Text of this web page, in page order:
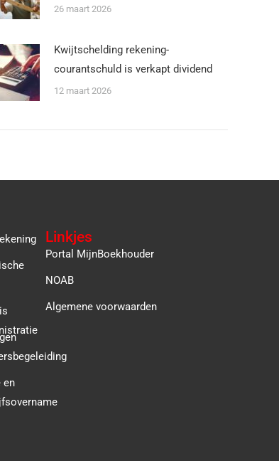
26 maart 2026
Kwijtschelding rekening-
courantschuld is verkapt dividend
12 maart 2026
en
Linkjes
Portal MijnBoekhouder
NOAB
Algemene voorwaarden